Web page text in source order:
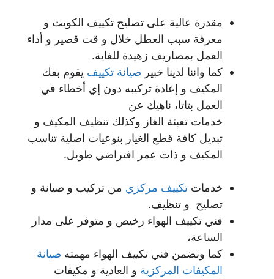
مقدرة عالية على تصليح تكييف الكويت و
معرفة سبب العطل خلال و قت قصير و أداء
العمل بمصاريف زهيدة للغاية.
كما واننا لدينا خبير صيانة تكييف يقوم بفك
المكيف و إعادة تركيبه دون إي أخطاء في
العمل بتاتا، ناهيك عن
خدمات تعبئة الغاز وكذلك تنظيف المكيف و
تبديل كافة قطع الغيار بنوعيات اصلية تناسب
المكيف و ذات عمر افتراضي طويل.
خدمات تكييف مركزي من تركيب و صيانة و
تصليح و تنظيف.
فني تكييف الهواء رخيص و متوفر على مدار
الساعة،
كما ونضمن فني تكييف الهواء مهمته صيانة
المكيفات المركزية و العادية و مكيفات